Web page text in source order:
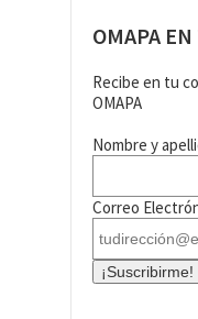
OMAPA
Recibe en tu
OMAPA
Nombre y
Correo